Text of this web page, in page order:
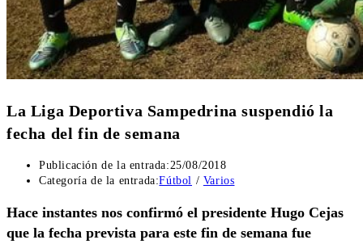
La Liga Deportiva Sampedrina suspendió la
fecha del fin de semana
Publicación de la entrada:25/08/2018
Categoría de la entrada:Fútbol / Varios
Hace instantes nos confirmó el presidente Hugo Cejas
que la fecha prevista para este fin de semana fue